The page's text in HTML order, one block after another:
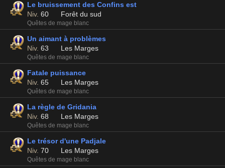
Le bruissement des Confins est
Niv. 60 Forêt du sud
Quêtes de mage blanc
Un aimant à problèmes
Niv. 63 Les Marges
Quêtes de mage blanc
Fatale puissance
Niv. 65 Les Marges
Quêtes de mage blanc
La règle de Gridania
Niv. 68 Les Marges
Quêtes de mage blanc
Le trésor d'une Padjale
Niv. 70 Les Marges
Quêtes de mage blanc